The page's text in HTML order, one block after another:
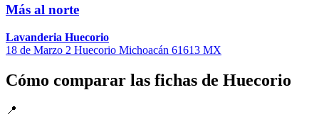
Más al norte
Lavanderia Huecorio
18 de Marzo 2 Huecorio Michoacán 61613 MX
Cómo comparar las fichas de Huecorio
📍